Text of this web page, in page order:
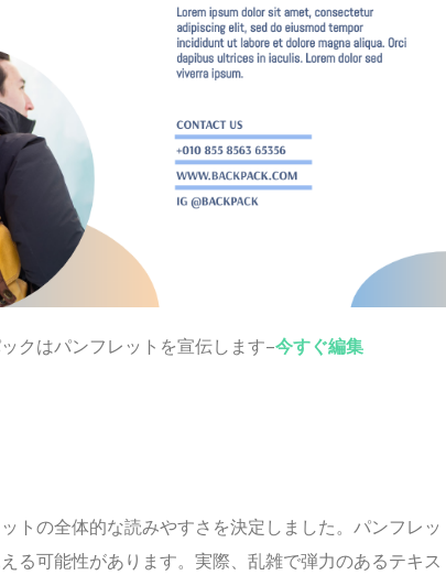
クはパンフレットを宣伝します–今すぐ編集
トの全体的な読みやすさを決定しました。パンフレッ
る可能性があります。実際、乱雑で弾力のあるテキ